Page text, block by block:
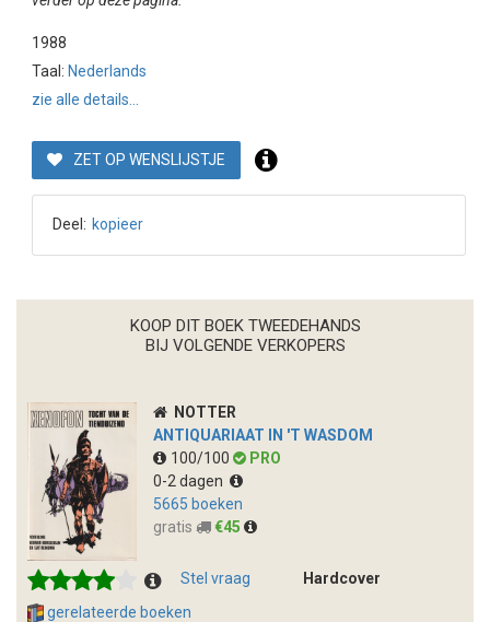
1988
Taal: Nederlands
zie alle details...
ZET OP WENSLIJSTJE
Deel: kopieer
KOOP DIT BOEK TWEEDEHANDS
BIJ VOLGENDE VERKOPERS
NOTTER
ANTIQUARIAAT IN 'T WASDOM
100/100
PRO
0-2 dagen
5665 boeken
gratis
€45
Stel vraag
Hardcover
gerelateerde boeken